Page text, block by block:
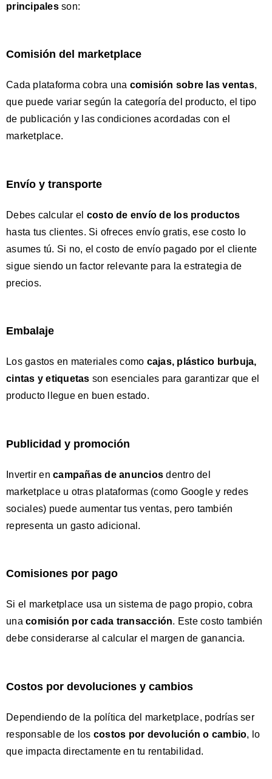
principalesson:
Comisión del marketplace
Cada plataforma cobra una comisión sobre las ventas,
que puede variar según la categoría del producto, el tipo
de publicación y las condiciones acordadas con el
marketplace.
Envío y transporte
Debes calcular el costo de envío de los productos
hasta tus clientes. Si ofreces envío gratis, ese costo lo
asumes tú. Si no, el costo de envío pagado por el cliente
sigue siendo un factor relevante para la estrategia de
precios.
Embalaje
Los gastos en materiales como cajas, plástico burbuja,
cintas y etiquetas son esenciales para garantizar que el
producto llegue en buen estado.
Publicidad y promoción
Invertir en campañas de anuncios dentro del
marketplace u otras plataformas (como Google y redes
sociales) puede aumentar tus ventas, pero también
representa un gasto adicional.
Comisiones por pago
Si el marketplace usa un sistema de pago propio, cobra
una comisión por cada transacción. Este costo también
debe considerarse al calcular el margen de ganancia.
Costos por devoluciones y cambios
Dependiendo de la política del marketplace, podrías ser
responsable de los costos por devolución o cambio, lo
que impacta directamente en tu rentabilidad.